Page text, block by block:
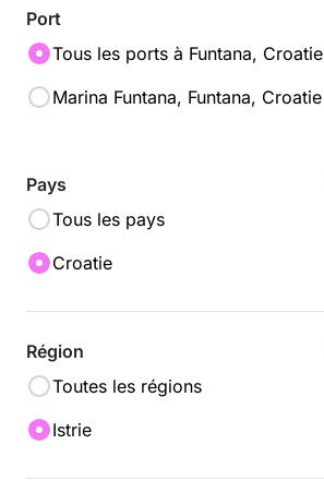
Port
Tous les ports à Funtana, Croatie
Marina Funtana, Funtana, Croatie
Pays
Tous les pays
Croatie
Région
Toutes les régions
Istrie